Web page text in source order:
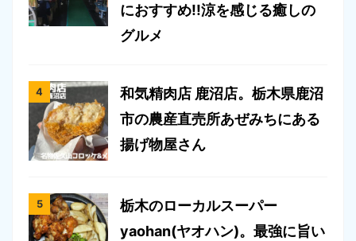
におすすめ!!涼を感じる癒しの
グルメ
和気精肉店 鹿沼店。栃木県鹿沼
市の農産直売所あぜみちにある
揚げ物屋さん
栃木のローカルスーパー
yaohan(ヤオハン)。最強に旨い